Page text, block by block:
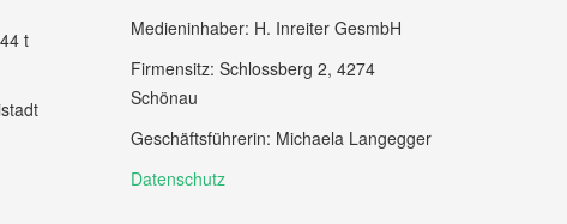
t
Medieninhaber: H. Inreiter GesmbH
Firmensitz: Schlossberg 2, 4274
Schönau
Geschäftsführerin: Michaela Langegger
Datenschutz